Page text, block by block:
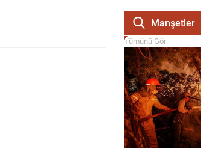
Manşetler
Tümünü Gör